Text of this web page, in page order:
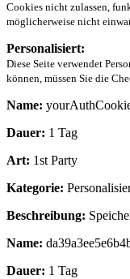
Cookies nicht zulassen,
möglicherweise nicht
Personalisiert:
Diese Seite verwendet
können, müssen Sie die
Name:
Dauer: 1 Tag
Art: 1st Party
Kategorie:
Beschreibung:
Name:
Dauer: 1 Tag